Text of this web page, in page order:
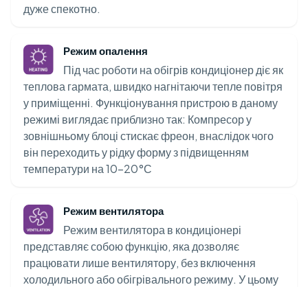
дуже спекотно.
Режим опалення
Під час роботи на обігрів кондиціонер діє як
теплова гармата, швидко нагнітаючи тепле повітря
у приміщенні. Функціонування пристрою в даному
режимі виглядає приблизно так: Компресор у
зовнішньому блоці стискає фреон, внаслідок чого
він переходить у рідку форму з підвищенням
температури на 10-20°С
Режим вентилятора
Режим вентилятора в кондиціонері
представляє собою функцію, яка дозволяє
працювати лише вентилятору, без включення
холодильного або обігрівального режиму. У цьому